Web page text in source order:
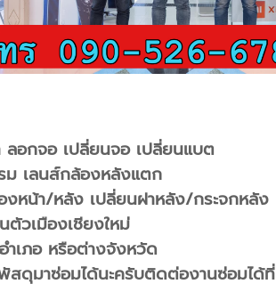
ลอกจอ เปลี่ยนจอ เปลี่ยนแบต
ม เลนส์กล้องหลังแตก
หน้า/หลัง เปลี่ยนฝาหลัง/กระจกหลัง
ตัวเมืองเชียงใหม่
ำเภอ หรือต่างจังหวัด
ดุมาซ่อมได้นะครับติดต่องานซ่อมได้ที่